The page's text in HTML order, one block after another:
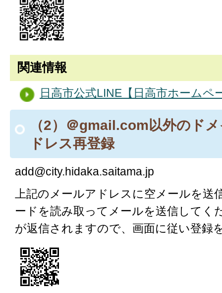
関連情報
日高市公式LINE【日高市ホームペ
（2）＠gmail.com以外のド
ドレス再登録
add@city.hidaka.saitama.jp
上記のメールアドレスに空メールを送
ードを読み取ってメールを送信してく
が返信されますので、画面に従い登録